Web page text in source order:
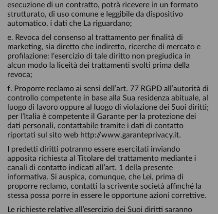
esecuzione di un contratto, potrà ricevere in un formato
strutturato, di uso comune e leggibile da dispositivo
automatico, i dati che La riguardano;
e. Revoca del consenso al trattamento per finalità di
marketing, sia diretto che indiretto, ricerche di mercato e
profilazione: l'esercizio di tale diritto non pregiudica in
alcun modo la liceità dei trattamenti svolti prima della
revoca;
f. Proporre reclamo ai sensi dell’art. 77 RGPD all’autorità di
controllo competente in base alla Sua residenza abituale, al
luogo di lavoro oppure al luogo di violazione dei Suoi diritti;
per l’Italia è competente il Garante per la protezione dei
dati personali, contattabile tramite i dati di contatto
riportati sul sito web http://www.garanteprivacy.it.
I predetti diritti potranno essere esercitati inviando
apposita richiesta al Titolare del trattamento mediante i
canali di contatto indicati all’art. 1 della presente
informativa. Si auspica, comunque, che Lei, prima di
proporre reclamo, contatti la scrivente società affinché la
stessa possa porre in essere le opportune azioni correttive.
Le richieste relative all’esercizio dei Suoi diritti saranno